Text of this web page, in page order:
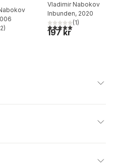
Totalt antal röster:
2)
Vladimir Nabokov
Inbunden, 2020
5,0utav 5 stjärnor.
(1)
197 kr